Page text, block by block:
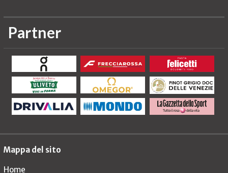
Partner
Mappa del sito
Home